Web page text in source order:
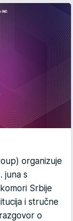
organizuje
juna s
Srbije
i stručne
o